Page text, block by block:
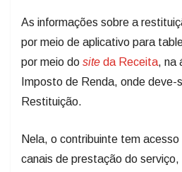
As informações sobre a
por meio de aplicativo para
por meio do site da Receita, na
Imposto de Renda, onde deve-
Restituição.
Nela, o contribuinte tem
canais de prestação do serviço,